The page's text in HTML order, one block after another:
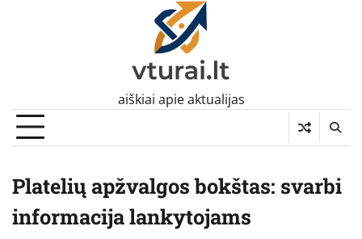
aiškiai apie aktualijas
Platelių apžvalgos bokštas: svarbi
informacija lankytojams